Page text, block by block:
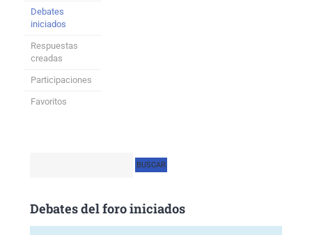
Debates
iniciados
Respuestas
creadas
Participaciones
Favoritos
Debates del foro iniciados